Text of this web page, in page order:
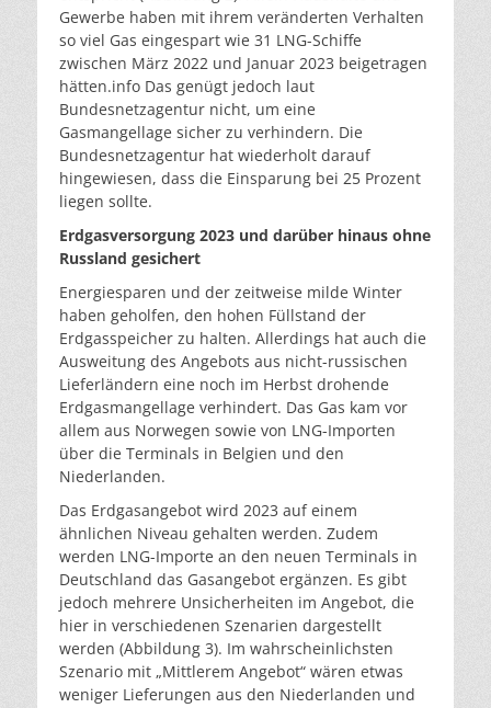
Gewerbe haben mit ihrem veränderten Verhalten
so viel Gas eingespart wie 31 LNG-Schiffe
zwischen März 2022 und Januar 2023 beigetragen
hätten.info Das genügt jedoch laut
Bundesnetzagentur nicht, um eine
Gasmangellage sicher zu verhindern. Die
Bundesnetzagentur hat wiederholt darauf
hingewiesen, dass die Einsparung bei 25 Prozent
liegen sollte.
Erdgasversorgung 2023 und darüber hinaus ohne
Russland gesichert
Energiesparen und der zeitweise milde Winter
haben geholfen, den hohen Füllstand der
Erdgasspeicher zu halten. Allerdings hat auch die
Ausweitung des Angebots aus nicht-russischen
Lieferländern eine noch im Herbst drohende
Erdgasmangellage verhindert. Das Gas kam vor
allem aus Norwegen sowie von LNG-Importen
über die Terminals in Belgien und den
Niederlanden.
Das Erdgasangebot wird 2023 auf einem
ähnlichen Niveau gehalten werden. Zudem
werden LNG-Importe an den neuen Terminals in
Deutschland das Gasangebot ergänzen. Es gibt
jedoch mehrere Unsicherheiten im Angebot, die
hier in verschiedenen Szenarien dargestellt
werden (Abbildung 3). Im wahrscheinlichsten
Szenario mit „Mittlerem Angebot“ wären etwas
weniger Lieferungen aus den Niederlanden und